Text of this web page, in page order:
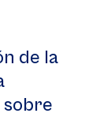
de la